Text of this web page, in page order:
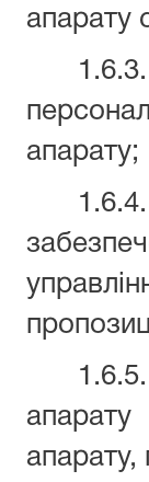
апарату
апарату;
апарату
апарату,